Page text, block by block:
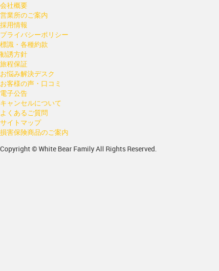
会社概要
営業所のご案内
採用情報
プライバシーポリシー
標識・各種約款
勧誘方針
旅程保証
お悩み解決デスク
お客様の声・口コミ
電子公告
キャンセルについて
よくあるご質問
サイトマップ
損害保険商品のご案内
Copyright © White Bear Family All Rights Reserved.